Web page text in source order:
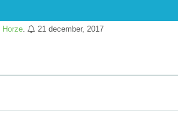
Horze 21 december, 2017